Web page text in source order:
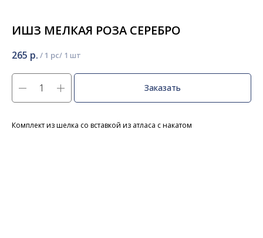
ИШЗ МЕЛКАЯ РОЗА СЕРЕБРО
265 р. / 1 pc
Заказать
Комплект из шелка со вставкой из атласа с накатом